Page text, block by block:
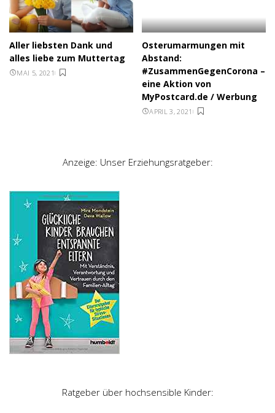
Aller liebsten Dank und
alles liebe zum Muttertag
MAI 5, 2021
Osterumarmungen mit
Abstand:
#ZusammenGegenCorona –
eine Aktion von
MyPostcard.de / Werbung
APRIL 3, 2021
Anzeige: Unser Erziehungsratgeber:
Ratgeber über hochsensible Kinder: